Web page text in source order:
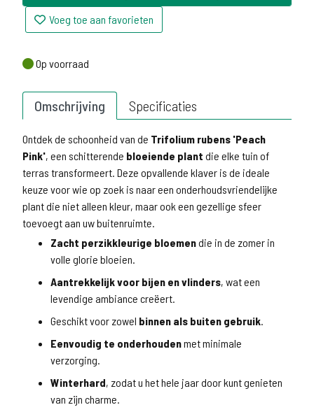
Voeg toe aan favorieten
Op voorraad
Op voorraad
Omschrijving Specificaties
Ontdek de schoonheid van de Trifolium rubens 'Peach
Pink', een schitterende bloeiende plant die elke tuin of
terras transformeert. Deze opvallende klaver is de ideale
keuze voor wie op zoek is naar een onderhoudsvriendelijke
plant die niet alleen kleur, maar ook een gezellige sfeer
toevoegt aan uw buitenruimte.
Zacht perzikkleurige bloemendie in de zomer in
volle glorie bloeien.
Aantrekkelijk voor bijen en vlinders, wat een
levendige ambiance creëert.
Geschikt voor zowel binnen als buiten gebruik.
Eenvoudig te onderhoudenmet minimale
verzorging.
Winterhard, zodat u het hele jaar door kunt genieten
van zijn charme.